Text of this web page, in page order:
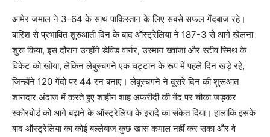
आमेर जमाल ने 3-64 के साथ पाकिस्तान के लिए सबसे सफल गेंदबाज रहे।
बारिश से प्रभावित शुरुआती दिन के बाद ऑस्ट्रेलिया ने 187-3 से आगे खेलना
शुरू किया, इस दौरान उन्होंने डेविड वार्नर, उस्मान ख्वाजा और स्टीव स्मिथ के
विकेट को खोया, लेकिन लेबुस्चगने एक चट्टान के रूप में पहले दिन खड़े रहे,
जिन्होंने 120 गेंदों पर 44 रन बनाए। लेबुस्चगने ने दूसरे दिन की शुरूआत
शानदार अंदाज में करते हुए शाहीन शाह अफरीदी की गेंद पर चौका जड़कर
स्कोरबोर्ड को आगे बढ़ाने के ऑस्ट्रेलिया के इरादे का संकेत दिया। हालांकि इसके
बाद ऑस्ट्रेलिया का कोई बल्लेबाज कुछ खास कमाल नहीं कर सका और वे